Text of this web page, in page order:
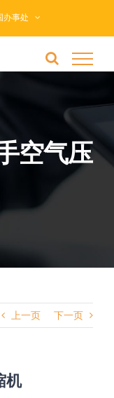
办事处
空气压
上一页 下一页
机